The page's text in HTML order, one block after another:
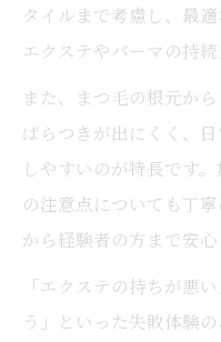
タイルまで考慮し、最
エクステやパーマの持続
また、まつ毛の根元か
ばらつきが出にくく、
しやすいのが特長です
の注意点についても丁
から経験者の方まで安心
「エクステの持ちが悪
う」といった失敗体験